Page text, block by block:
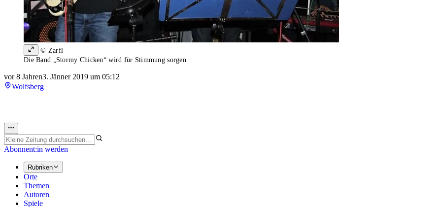
© Zarfl
Die Band „Stormy Chicken“ wird für Stimmung sorgen
vor 8 Jahren3. Jänner 2019 um 05:12
Wolfsberg
Abonnent:in werden
Rubriken
Orte
Themen
Autoren
Spiele